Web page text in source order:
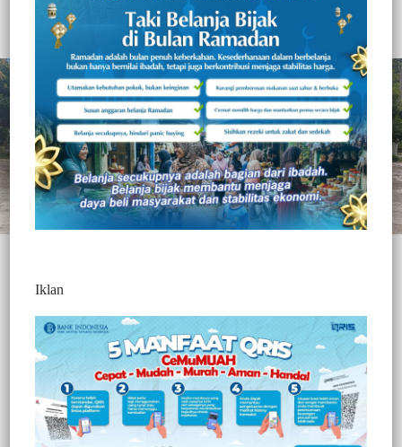
Redaksi Jurnaltivi
1 Min Baca
Minggu, 6 Juli 2025
Enrekang, Jurnaltivi.com –Pemerintah Kabupaten Enrekang
tahun ini mengalokasikan anggaran sebesar Rp2,1 miliar untuk
pengadaan dua unit mobil pemadam kebakaran. Langkah ini
merupakan bagian dari komitmen Pemkab dalam meningkatkan
kesiapsiagaan dan penanganan bencana kebakaran di wilayah
Enrekang.
Iklan